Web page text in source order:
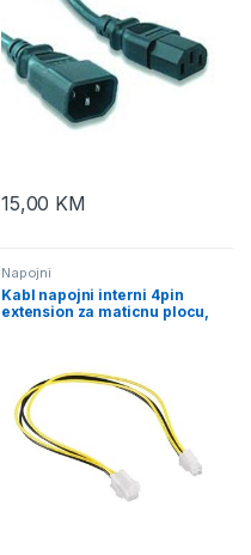
15,00 KM
Napojni
Kabl napojni interni 4pin
extension za maticnu plocu,